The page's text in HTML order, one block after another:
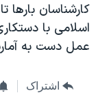
کارشناسان
اسلامی با
عمل دست به
اشتراک